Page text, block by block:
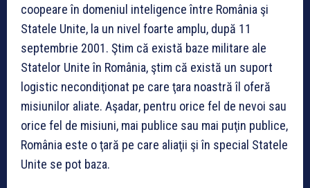
coopeare în domeniul inteligence între România şi
Statele Unite, la un nivel foarte amplu, după 11
septembrie 2001. Ştim că există baze militare ale
Statelor Unite în România, ştim că există un suport
logistic necondiţionat pe care ţara noastră îl oferă
misiunilor aliate. Aşadar, pentru orice fel de nevoi sau
orice fel de misiuni, mai publice sau mai puţin publice,
România este o ţară pe care aliaţii şi în special Statele
Unite se pot baza.